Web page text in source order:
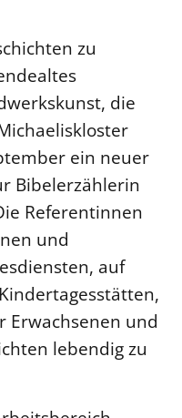
zu
die
ein neuer
Bibelerzählerin
Referentinnen
und
auf
Erwachsenen und
lebendig zu